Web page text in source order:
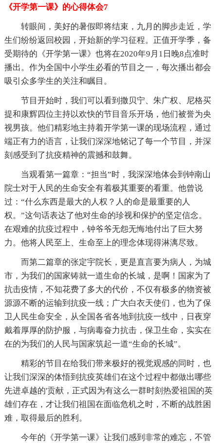
《开学第一课》的心得体会7
转眼间，美好的暑假即将结束，九月的脚步走近，学
生们纷纷返回校园，开始新的学习征程。正值开学季，备
受期待的《开学第一课》也将在2020年9月1日晚8点准时
播出。作为全国中小学生必看的节目之一，每次播出都会
吸引众多学生的关注和瞩目。
节目开始时，我们可以看到撒贝宁、朱广权、尼格买
提和康辉四位主持以欢快的节目音乐开场，他们被誉为央
视男孩。他们精彩地主持着开学第一课的现场流程，通过
端正有力的语言，让我们深深地铭记了每一个节目，并深
刻感受到了抗疫精神的震撼和鼓舞。
当观看第一篇章：“担当”时，我深深地体会到钟南山
院士对于人民的生命安全有着极其重要的看重。他曾说
过：“什么东西是最大的人权？人的命是最重要的人
权。”这句话表达了他对生命的珍视和保护的坚定信念。
在艰难的抗疫过程中，钟爷爷无怨无悔地付出了巨大努
力。他将人民至上、生命至上的理念体现得淋漓尽致。
而第二篇章的张定宇院长，更是直言要为病人，为城
市，为我们的国家铸就一道生命的长城，是啊！国家为了
抗击疫情，不知花费了多大的代价，不仅有极多的物资被
源源不断的运输到抗疫一线；广大白衣天使们，也为了保
卫人民生命安全，从全国各省各地到抗疫一线中，日夜穿
戴着厚厚的防护服，与病毒奋力抗击，保卫生命，实实在
在的为我们的人民与国家筑起一道“生命的长城”。
精彩的节目在给我们带来极好的视觉观感的同时，也
让我们深深的体悟到抗疫英雄们在这个过程中都做出哪些
先进卓越的'贡献，正式因为有这么一群时刻热爱祖国的英
雄们存在，才让我们祖国在面临危机之时，不断的战胜困
难，取得最后的胜利。
今年的《开学第一课》让我们感到非常的难忘，不管